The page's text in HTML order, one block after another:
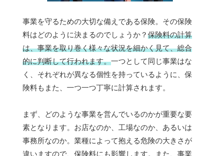
事業を守るための大切な備えである保険。その保険
料はどのように決まるのでしょうか？ 保険料の計算
は、事業を取り巻く様々な状況を細かく見て、総合
的に判断して行われます。一つとして同じ事業はな
く、それぞれが異なる個性を持っているように、保
険料もまた、一つ一つ丁寧に計算されます。
まず、どのような事業を営んでいるのかが重要な要
素となります。お店なのか、工場なのか、あるいは
事務所なのか。業種によって抱える危険の大きさが
違いますので、保険料にも影響します。また、事業